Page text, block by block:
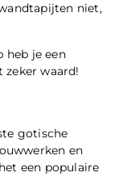
niet,
heb je een
waard!
gotische
en
een populaire